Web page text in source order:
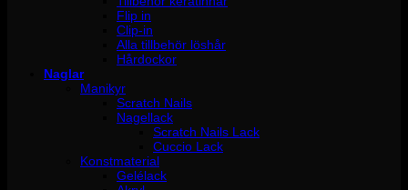
Flip in
Clip-in
Alla tillbehör löshår
Hårdockor
Naglar
Manikyr
Scratch Nails
Nagellack
Scratch Nails Lack
Cuccio Lack
Konstmaterial
Gelélack